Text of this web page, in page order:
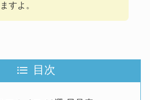
すよ。
目次